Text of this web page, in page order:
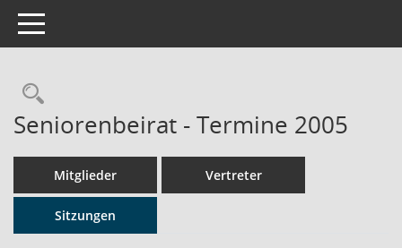
Toggle navigation
Rechercheauswahl
Seniorenbeirat - Termine 2005
Mitglieder Vertreter
Sitzungen